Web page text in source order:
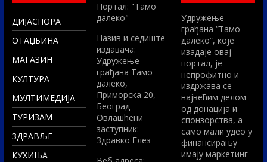
ДИЈАСПОРА
ОТАЏБИНА
МАГАЗИН
КУЛТУРА
МУЛТИМЕДИЈА
ТУРИЗАМ
ЗДРАВЉЕ
КУХИЊА
Портал: "Тамо
далеко"
Назив и седиште
издавача:
Удружење
грађана Тамо
далеко,
Приморска 20,
Београд
Овлашћени
заступник:
Здравко Елез
Удружење
грађана “Тамо
далеко”, које
изадаје овај
портал, је
непрофитно и
издржава се
највећим делом
од донација и
спонзорства, а
само мали удео у
финансирању
имају маркетинг